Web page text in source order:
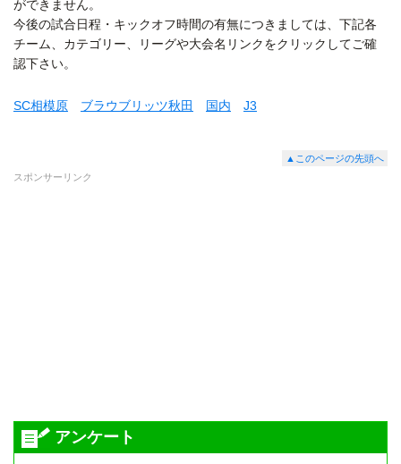
ができません。
今後の試合日程・キックオフ時間の有無につきましては、下記各
チーム、カテゴリー、リーグや大会名リンクをクリックしてご確
認下さい。
SC相模原 ブラウブリッツ秋田 国内 J3
▲このページの先頭へ
スポンサーリンク
アンケート